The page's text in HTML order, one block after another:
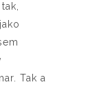
Tak a